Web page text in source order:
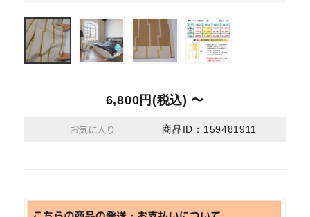
6,800円(税込) 〜
お気に入り 商品ID：159481911